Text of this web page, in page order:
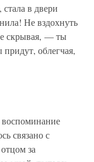
в двери
Не вздохнуть
скрывая, — ты
облегчая,
связано с
за